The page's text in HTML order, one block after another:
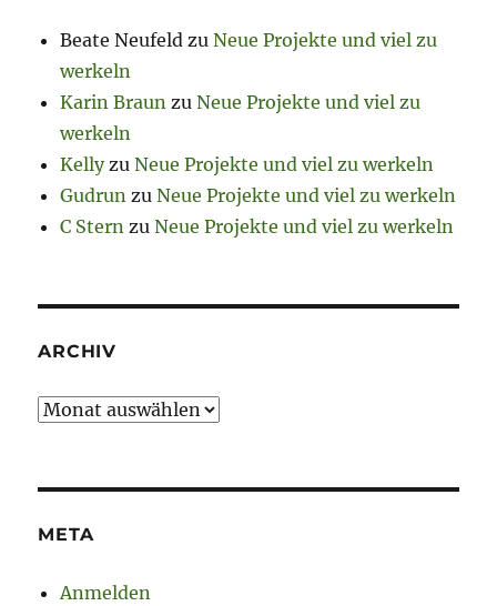
Beate Neufeld zuNeue Projekte und viel zu
werkeln
Karin Braun zuNeue Projekte und viel zu
werkeln
KellyzuNeue Projekte und viel zu werkeln
Gudrun zuNeue Projekte und viel zu werkeln
C Stern zuNeue Projekte und viel zu werkeln
ARCHIV
Archiv
META
Anmelden